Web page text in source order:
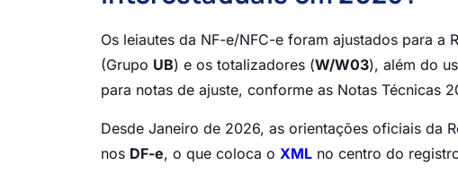
Os leiautes da NF-e/NFC-e foram ajustados para a
(Grupo UB) e os totalizadores (W/W03), além do
para notas de ajuste, conforme as Notas Técnicas
Desde Janeiro de 2026, as orientações oficiais da
nos DF-e, o que coloca o XML no centro do